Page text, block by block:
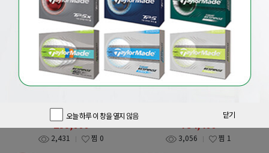
오늘 하루 이 창을 열지 않음 닫기
[마제스티]
[마제스티코리아정품] 21년 마루망
850,000원
299,000
2,431 찜 0
[핑]
증정 삼양인터내셔날정품 핑 G440
754,400
3,056 찜 1